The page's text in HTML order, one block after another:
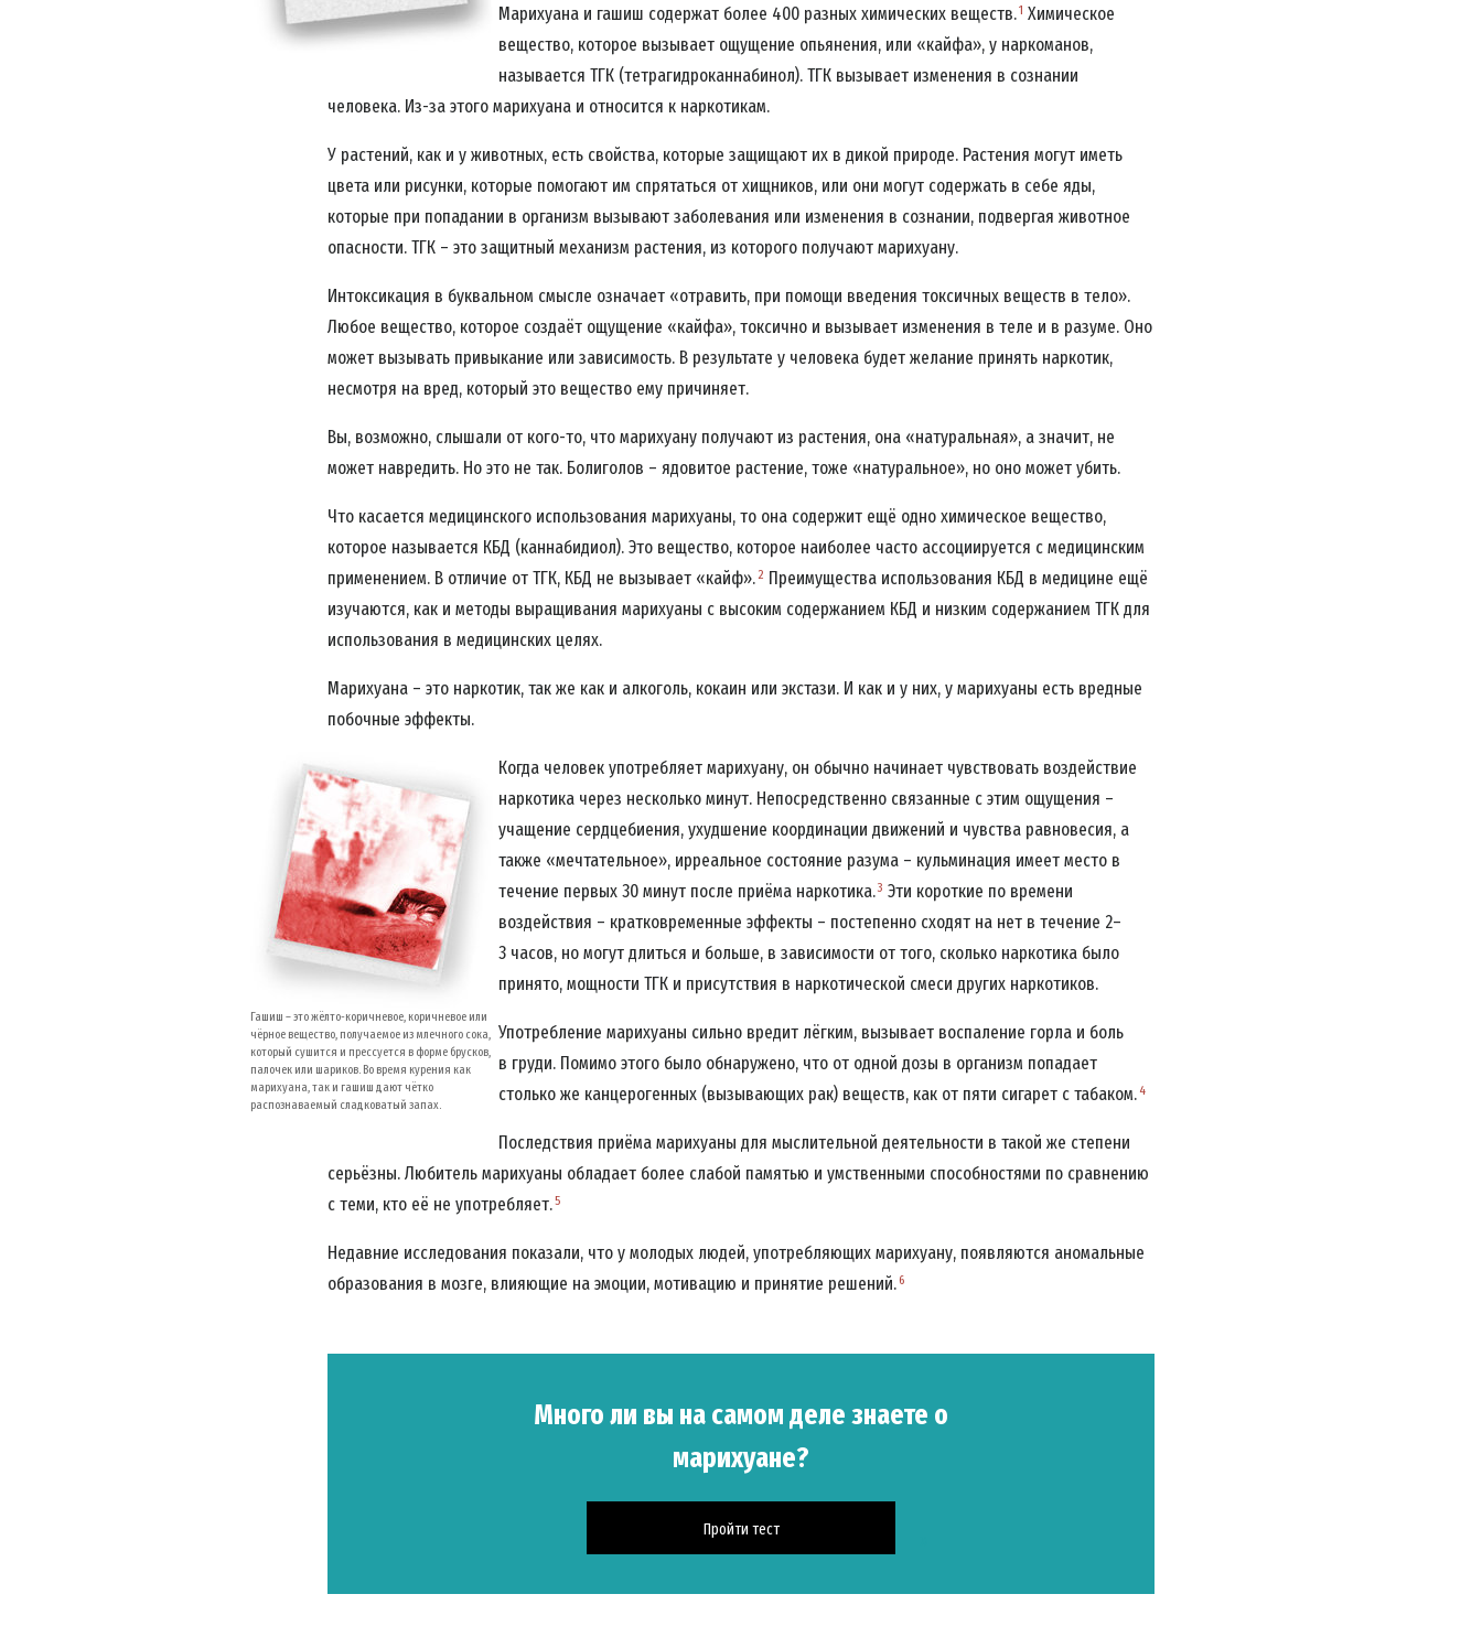
Марихуана и гашиш содержат более 400 разных химических веществ.1 Химическое
вещество, которое вызывает ощущение опьянения, или «кайфа», у наркоманов,
называется ТГК (тетрагидроканнабинол). ТГК вызывает изменения в сознании
человека. Из-за этого марихуана и относится к наркотикам.
У растений, как и у животных, есть свойства, которые защищают их в дикой природе. Растения могут иметь
цвета или рисунки, которые помогают им спрятаться от хищников, или они могут содержать в себе яды,
которые при попадании в организм вызывают заболевания или изменения в сознании, подвергая животное
опасности. ТГК – это защитный механизм растения, из которого получают марихуану.
Интоксикация в буквальном смысле означает «отравить, при помощи введения токсичных веществ в тело».
Любое вещество, которое создаёт ощущение «кайфа», токсично и вызывает изменения в теле и в разуме. Оно
может вызывать привыкание или зависимость. В результате у человека будет желание принять наркотик,
несмотря на вред, который это вещество ему причиняет.
Вы, возможно, слышали от кого-то, что марихуану получают из растения, она «натуральная», а значит, не
может навредить. Но это не так. Болиголов – ядовитое растение, тоже «натуральное», но оно может убить.
Что касается медицинского использования марихуаны, то она содержит ещё одно химическое вещество,
которое называется КБД (каннабидиол). Это вещество, которое наиболее часто ассоциируется с медицинским
применением. В отличие от ТГК, КБД не вызывает «кайф». 2 Преимущества использования КБД в медицине ещё
изучаются, как и методы выращивания марихуаны с высоким содержанием КБД и низким содержанием ТГК для
использования в медицинских целях.
Марихуана – это наркотик, так же как и алкоголь, кокаин или экстази. И как и у них, у марихуаны есть вредные
побочные эффекты.
Гашиш – это жёлто-коричневое, коричневое или
чёрное вещество, получаемое из млечного сока,
который сушится и прессуется в форме брусков,
палочек или шариков. Во время курения как
марихуана, так и гашиш дают чётко
распознаваемый сладковатый запах.
Когда человек употребляет марихуану, он обычно начинает чувствовать воздействие
наркотика через несколько минут. Непосредственно связанные с этим ощущения –
учащение сердцебиения, ухудшение координации движений и чувства равновесия, а
также «мечтательное», ирреальное состояние разума – кульминация имеет место в
течение первых 30 минут после приёма наркотика.3 Эти короткие по времени
воздействия – кратковременные эффекты – постепенно сходят на нет в течение 2–
3 часов, но могут длиться и больше, в зависимости от того, сколько наркотика было
принято, мощности ТГК и присутствия в наркотической смеси других наркотиков.
Употребление марихуаны сильно вредит лёгким, вызывает воспаление горла и боль
в груди. Помимо этого было обнаружено, что от одной дозы в организм попадает
столько же канцерогенных (вызывающих рак) веществ, как от пяти сигарет с табаком. 4
Последствия приёма марихуаны для мыслительной деятельности в такой же степени
серьёзны. Любитель марихуаны обладает более слабой памятью и умственными способностями по сравнению
с теми, кто её не употребляет.5
Недавние исследования показали, что у молодых людей, употребляющих марихуану, появляются аномальные
образования в мозге, влияющие на эмоции, мотивацию и принятие решений. 6
Много ли вы на самом деле знаете о
марихуане?
Пройти тест
ПОДПИШИТЕСЬ НА НОВОСТИ И УЗНАЙТЕ, КАК ВЫ МОЖЕТЕ ПОМОЧЬ
Подпишитесь на новости кампании «Правда о наркотиках»
последние новости на вашу электронную почту.
ПОДПИСАТЬСЯ
НЕТ, ИЗВИНИТЕ